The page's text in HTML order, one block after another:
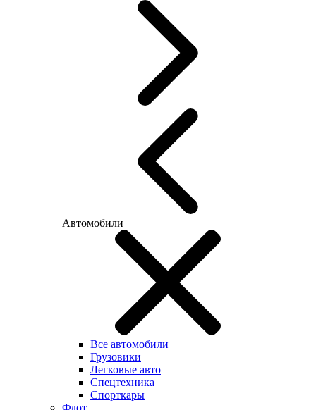
Автомобили
Все автомобили
Грузовики
Легковые авто
Спецтехника
Спорткары
Флот